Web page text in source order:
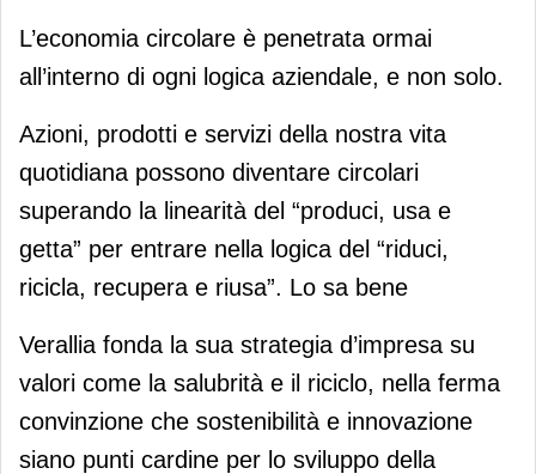
Verallia adotta il printing rigenerato e
sostenibile grazie a Sapi
L’economia circolare è penetrata ormai
all’interno di ogni logica aziendale, e non solo.
Azioni, prodotti e servizi della nostra vita
quotidiana possono diventare circolari
superando la linearità del “produci, usa e
getta” per entrare nella logica del “riduci,
ricicla, recupera e riusa”. Lo sa bene
Verallia fonda la sua strategia d’impresa su
valori come la salubrità e il riciclo, nella ferma
convinzione che sostenibilità e innovazione
siano punti cardine per lo sviluppo della